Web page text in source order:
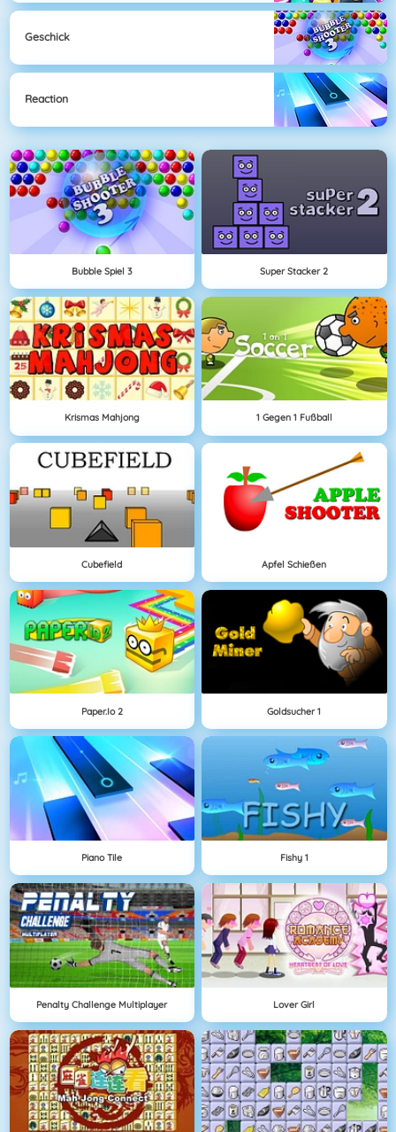
Geschick
Reaction
Bubble Spiel 3 Super Stacker 2
Krismas Mahjong 1 Gegen 1 Fußball
Cubefield Apfel Schießen
Paper.io 2 Goldsucher 1
Piano Tile Fishy 1
Penalty Challenge Multiplayer Lover Girl